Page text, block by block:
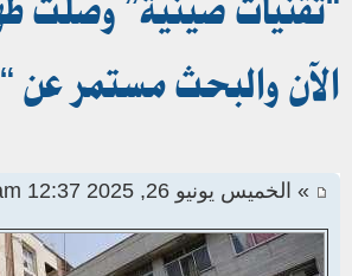
الآن والبحث مستمر عن “700 اخرين” وقرارات “إعدام بالجملة” في الطريق
» الخميس يونيو 26, 2025 12:37 am